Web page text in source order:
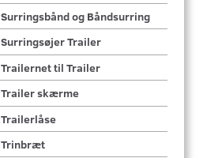
Surringsbånd og Båndsurring
Surringsøjer Trailer
Trailernet til Trailer
Trailer skærme
Trailerlåse
Trinbræt